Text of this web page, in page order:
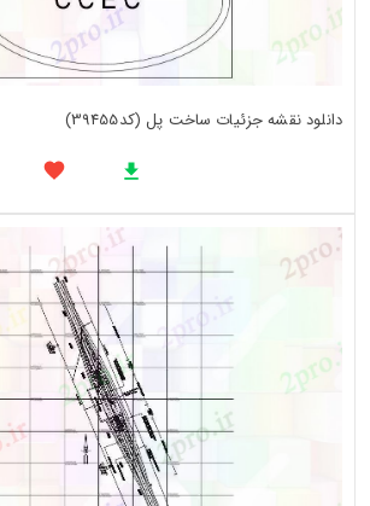
دانلود نقشه جزئیات ساخت پل (کد39455)